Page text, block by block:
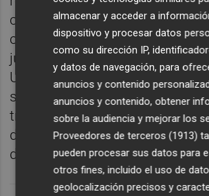
comercializa productos de pan
como "baguettes", y que
jurisprudencia del Tribunal de
UE establece que los bienes y
similares han de recibir el
tratamiento a los efectos del
determinarse esta similitud
de vista del consumidor
almacenar y acceder a
dispositivo y procesar datos
como su dirección IP,
y datos de navegación, para
anuncios y contenido
anuncios y contenido, obtener
sobre la audiencia y mejorar los
Proveedores de terceros (1913)
pueden procesar sus datos para
otros fines, incluido el uso de
geolocalización precisos y